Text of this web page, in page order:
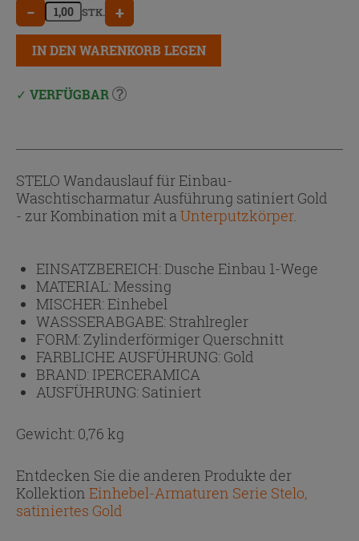
− STK. +
IN DEN WARENKORB LEGEN
VERFÜGBAR
STELO Wandauslauf für Einbau-
Waschtischarmatur Ausführung satiniert Gold
- zur Kombination mit a Unterputzkörper.
EINSATZBEREICH:Dusche Einbau 1-Wege
MATERIAL:Messing
MISCHER:Einhebel
WASSSERABGABE: Strahlregler
FORM: Zylinderförmiger Querschnitt
FARBLICHE AUSFÜHRUNG: Gold
BRAND: IPERCERAMICA
AUSFÜHRUNG: Satiniert
Gewicht: 0,76 kg
Entdecken Sie die anderen Produkte der
Kollektion Einhebel-Armaturen Serie Stelo,
satiniertes Gold